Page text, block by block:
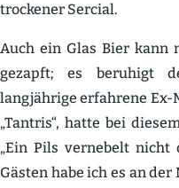
trockener Sercial.
Auch ein Glas Bier kann
gezapft; es beruhigt
langjährige erfahrene
„Tantris“, hatte bei
„Ein Pils vernebelt nicht
Gästen habe ich es an